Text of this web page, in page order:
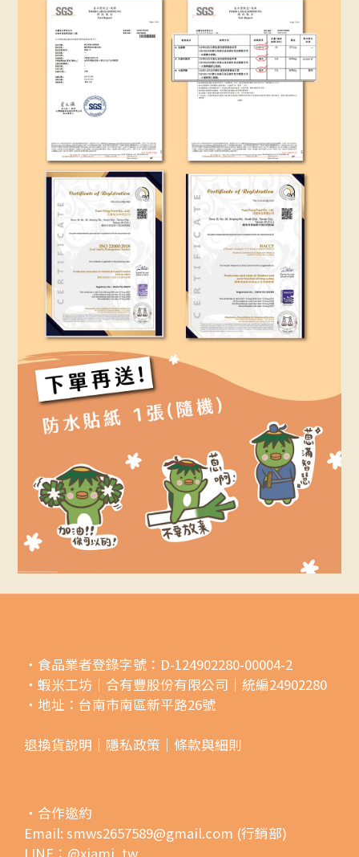
・食品業者登錄字號：D-124902280-00004-2
・蝦米工坊｜合有豐股份有限公司｜統編24902280
・地址：台南市南區新平路26號
退換貨說明｜ 隱私政策｜ 條款與細則
・合作邀約
Email: smws2657589@gmail.com (行銷部)
LINE：@xiami_tw